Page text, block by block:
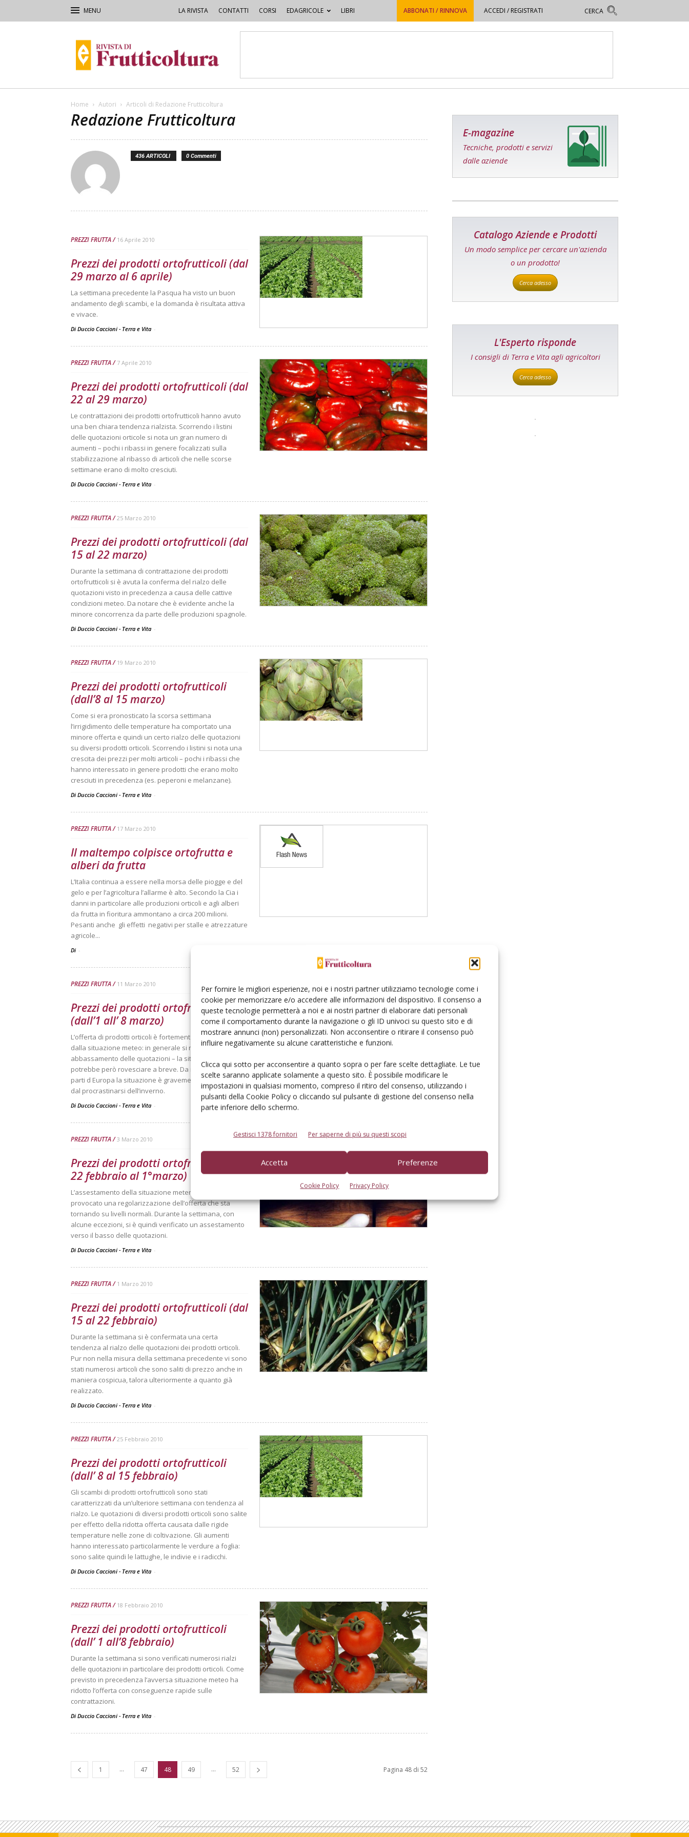
Per fornire le migliori esperienze, noi e i nostri partner utilizziamo tecnologie come i
cookie per memorizzare e/o accedere alle informazioni del dispositivo. Il consenso a
queste tecnologie permetterà a noi e ai nostri partner di elaborare dati personali
come il comportamento durante la navigazione o gli ID univoci su questo sito e di
mostrare annunci (non) personalizzati. Non acconsentire o ritirare il consenso può
influire negativamente su alcune caratteristiche e funzioni.
Clicca qui sotto per acconsentire a quanto sopra o per fare scelte dettagliate. Le tue
scelte saranno applicate solamente a questo sito. È possibile modificare le
impostazioni in qualsiasi momento, compreso il ritiro del consenso, utilizzando i
pulsanti della Cookie Policy o cliccando sul pulsante di gestione del consenso nella
parte inferiore dello schermo.
Gestisci 1378 fornitori Per saperne di più su questi scopi
Accetta Preferenze
Cookie Policy Privacy Policy
LA RIVISTA CONTATTI CORSI EDAGRICOLE LIBRI ABBONATI / RINNOVA ACCEDI / REGISTRATI
di
Frutticoltura
Home Autori Articoli di Redazione Frutticoltura
Redazione Frutticoltura
436 ARTICOLI 0 Commenti
PREZZI FRUTTA 16 Aprile 2010
Prezzi dei prodotti ortofrutticoli (dal
29 marzo al 6 aprile)
La settimana precedente la Pasqua ha visto un buon
andamento degli scambi, e la domanda è risultata attiva
e vivace.
Di Duccio Caccioni - Terra e Vita -
PREZZI FRUTTA 7 Aprile 2010
Prezzi dei prodotti ortofrutticoli (dal
22 al 29 marzo)
Le contrattazioni dei prodotti ortofrutticoli hanno avuto
una ben chiara tendenza rialzista. Scorrendo i listini
delle quotazioni orticole si nota un gran numero di
aumenti – pochi i ribassi in genere focalizzati sulla
stabilizzazione al ribasso di articoli che nelle scorse
settimane erano di molto cresciuti.
Di Duccio Caccioni - Terra e Vita -
PREZZI FRUTTA 25 Marzo 2010
Prezzi dei prodotti ortofrutticoli (dal
15 al 22 marzo)
Durante la settimana di contrattazione dei prodotti
ortofrutticoli si è avuta la conferma del rialzo delle
quotazioni visto in precedenza a causa delle cattive
condizioni meteo. Da notare che è evidente anche la
minore concorrenza da parte delle produzioni spagnole.
Di Duccio Caccioni - Terra e Vita -
PREZZI FRUTTA 19 Marzo 2010
Prezzi dei prodotti ortofrutticoli
(dall’8 al 15 marzo)
Come si era pronosticato la scorsa settimana
l’irrigidimento delle temperature ha comportato una
minore offerta e quindi un certo rialzo delle quotazioni
su diversi prodotti orticoli. Scorrendo i listini si nota una
crescita dei prezzi per molti articoli – pochi i ribassi che
hanno interessato in genere prodotti che erano molto
cresciuti in precedenza (es. peperoni e melanzane).
Di Duccio Caccioni - Terra e Vita -
PREZZI FRUTTA 17 Marzo 2010
Il maltempo colpisce ortofrutta e
alberi da frutta
L’Italia continua a essere nella morsa delle piogge e del
gelo e per l’agricoltura l’allarme è alto. Secondo la Cia i
danni in particolare alle produzioni orticoli e agli alberi
da frutta in fioritura ammontano a circa 200 milioni.
Pesanti anche gli effetti negativi per stalle e atrezzature
agricole...
Di -
PREZZI FRUTTA 11 Marzo 2010
Prezzi dei prodotti ortofrutticoli
(dall’1 all’ 8 marzo)
L’offerta di prodotti orticoli è fortemente condizionata
dalla situazione meteo: in generale si nota un certo
abbassamento delle quotazioni – la situazione si
potrebbe però rovesciare a breve. Da notare che in altre
parti d Europa la situazione è gravemente condizionata
dal procrastinarsi dell’inverno.
Di Duccio Caccioni - Terra e Vita -
PREZZI FRUTTA 3 Marzo 2010
Prezzi dei prodotti ortofrutticoli (dal
22 febbraio al 1°marzo)
L’assestamento della situazione metereologica ha
provocato una regolarizzazione dell’offerta che sta
tornando su livelli normali. Durante la settimana, con
alcune eccezioni, si è quindi verificato un assestamento
verso il basso delle quotazioni.
Di Duccio Caccioni - Terra e Vita -
PREZZI FRUTTA 1 Marzo 2010
Prezzi dei prodotti ortofrutticoli (dal
15 al 22 febbraio)
Durante la settimana si è confermata una certa
tendenza al rialzo delle quotazioni dei prodotti orticoli.
Pur non nella misura della settimana precedente vi sono
stati numerosi articoli che sono saliti di prezzo anche in
maniera cospicua, talora ulteriormente a quanto già
realizzato.
Di Duccio Caccioni - Terra e Vita -
PREZZI FRUTTA 25 Febbraio 2010
Prezzi dei prodotti ortofrutticoli
(dall’ 8 al 15 febbraio)
Gli scambi di prodotti ortofrutticoli sono stati
caratterizzati da un’ulteriore settimana con tendenza al
rialzo. Le quotazioni di diversi prodotti orticoli sono salite
per effetto della ridotta offerta causata dalle rigide
temperature nelle zone di coltivazione. Gli aumenti
hanno interessato particolarmente le verdure a foglia:
sono salite quindi le lattughe, le indivie e i radicchi.
Di Duccio Caccioni - Terra e Vita -
PREZZI FRUTTA 18 Febbraio 2010
Prezzi dei prodotti ortofrutticoli
(dall’ 1 all’8 febbraio)
Durante la settimana si sono verificati numerosi rialzi
delle quotazioni in particolare dei prodotti orticoli. Come
previsto in precedenza l’avversa situazione meteo ha
ridotto l’offerta con conseguenze rapide sulle
contrattazioni.
Di Duccio Caccioni - Terra e Vita -
1 ... 47 48 49 ... 52 Pagina 48 di 52
E-magazine
Tecniche, prodotti e servizi
dalle aziende
Catalogo Aziende e Prodotti
Un modo semplice per cercare un'azienda
o un prodotto!
Cerca adesso
L'Esperto risponde
I consigli di Terra e Vita agli agricoltori
Cerca adesso